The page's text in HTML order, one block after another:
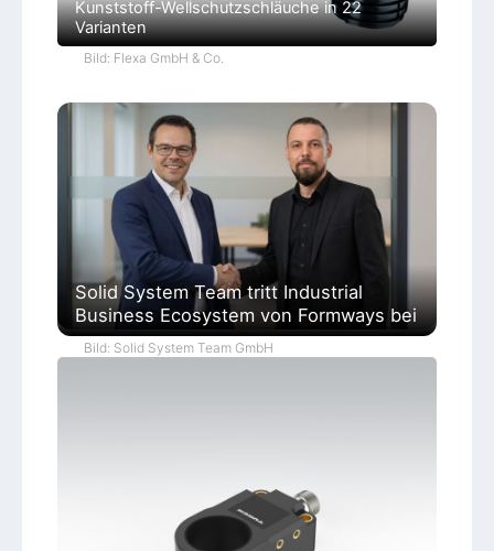
Kunststoff-Wellschutzschläuche in 22
Varianten
Bild: Flexa GmbH & Co.
Solid System Team tritt Industrial
Business Ecosystem von Formways bei
Bild: Solid System Team GmbH